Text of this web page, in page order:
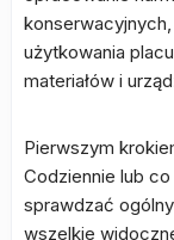
użytkowania
materiałów i
Pierwszym
Codziennie lub
sprawdzać
wszelkie